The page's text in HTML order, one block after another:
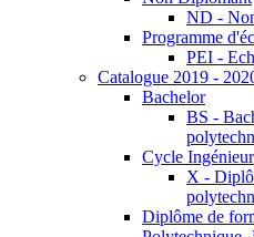
ND -
Programme
PEI -
Catalogue 2019 -
Bachelor
BS -
Cycle Ingénieur
X -
Diplôme de